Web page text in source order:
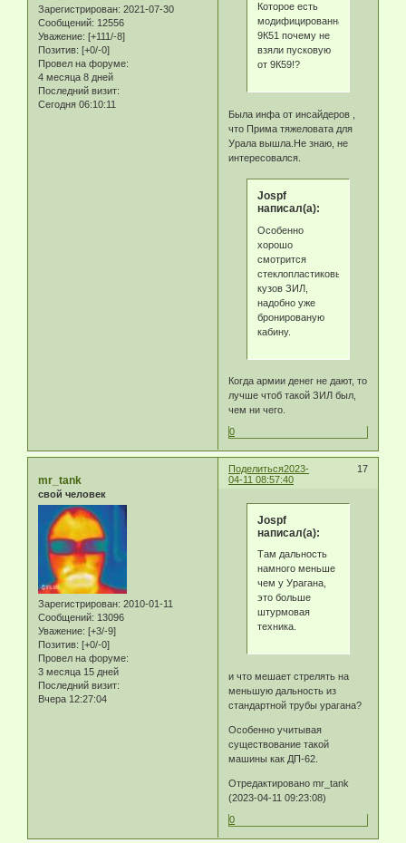
Зарегистрирован: 2021-07-30
Сообщений: 12556
Уважение: [+111/-8]
Позитив: [+0/-0]
Провел на форуме:
4 месяца 8 дней
Последний визит:
Сегодня 06:10:11
Которое есть
модифицированная
9К51 почему не
взяли пусковую
от 9К59!?
Была инфа от инсайдеров ,
что Прима тяжеловата для
Урала вышла.Не знаю, не
интересовался.
Jospf
написал(а):
Особенно
хорошо
смотрится
стеклопластиковый
кузов ЗИЛ,
надобно уже
бронированую
кабину.
Когда армии денег не дают, то
лучше чтоб такой ЗИЛ был,
чем ни чего.
0
Поделиться 17
2023-
04-11 08:57:40
mr_tank
свой человек
Зарегистрирован: 2010-01-11
Сообщений: 13096
Уважение: [+3/-9]
Позитив: [+0/-0]
Провел на форуме:
3 месяца 15 дней
Последний визит:
Вчера 12:27:04
Jospf
написал(а):
Там дальность
намного меньше
чем у Урагана,
это больше
штурмовая
техника.
и что мешает стрелять на
меньшую дальность из
стандартной трубы урагана?
Особенно учитывая
существование такой
машины как ДП-62.
Отредактировано mr_tank
(2023-04-11 09:23:08)
0